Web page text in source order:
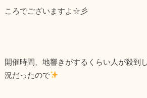
ころでございますよ☆彡
開催時間、地響きがするくらい人が殺到
況だったので